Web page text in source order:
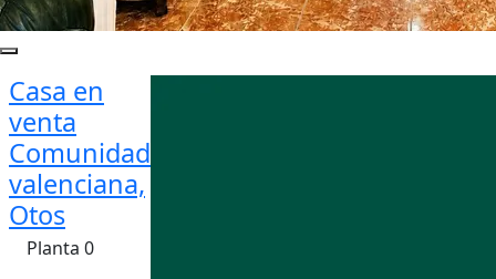
Casa en
venta
Comunidad
valenciana,
Otos
Planta 0